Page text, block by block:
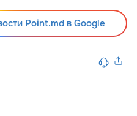
Point.md в Google